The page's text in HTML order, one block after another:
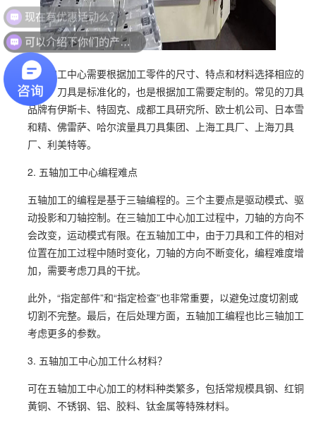
五轴加工中心需要根据加工零件的尺寸、特点和材料选择相应的
刀具。刀具是标准化的，也是根据加工需要定制的。常见的刀具
品牌有伊斯卡、特固克、成都工具研究所、欧士机公司、日本雪
和精、佛雷萨、哈尔滨量具刀具集团、上海工具厂、上海刀具
厂、利美特等。
2. 五轴加工中心编程难点
五轴加工的编程是基于三轴编程的。三个主要点是驱动模式、驱
动投影和刀轴控制。在三轴加工中心加工过程中，刀轴的方向不
会改变，运动模式有限。在五轴加工中，由于刀具和工件的相对
位置在加工过程中随时变化，刀轴的方向不断变化，编程难度增
加，需要考虑刀具的干扰。
此外，“指定部件”和“指定检查”也非常重要，以避免过度切割或
切割不完整。最后，在后处理方面，五轴加工编程也比三轴加工
考虑更多的参数。
3. 五轴加工中心加工什么材料？
可在五轴加工中心加工的材料种类繁多，包括常规模具钢、红铜
黄铜、不锈钢、铝、胶料、钛金属等特殊材料。
可以介绍下你们的产品么？
现在有优惠活动么？